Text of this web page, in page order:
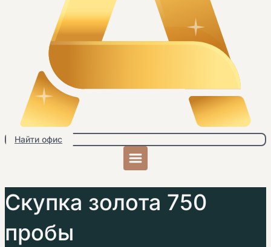
Найти офис
Скупка золота 750
пробы